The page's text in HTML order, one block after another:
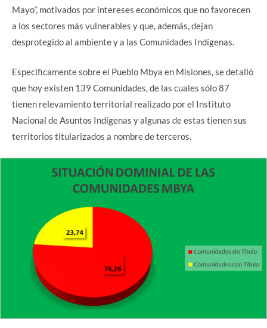
Mayo”, motivados por intereses económicos que no favorecen
a los sectores más vulnerables y que, además, dejan
desprotegido al ambiente y a las Comunidades Indígenas.
Específicamente sobre el Pueblo Mbya en Misiones, se detalló
que hoy existen 139 Comunidades, de las cuales sólo 87
tienen relevamiento territorial realizado por el Instituto
Nacional de Asuntos Indígenas y algunas de estas tienen sus
territorios titularizados a nombre de terceros.